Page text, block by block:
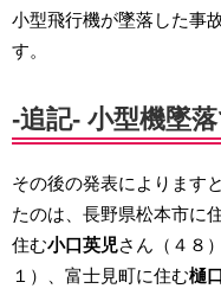
小型飛行機が墜落した事
す。
-追記- 小型機墜
その後の発表によります
たのは、長野県松本市に
住む小口英児さん（４８
１）、富士見町に住む樋